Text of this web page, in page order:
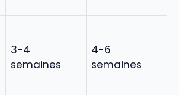
3-4
semaines
4-6
semaines